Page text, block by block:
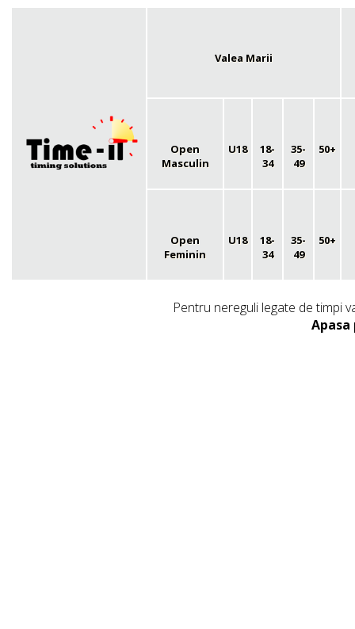
Valea Marii
Open
Masculin
U18
18-
34
35-
49
50+
Open
Feminin
U18
18-
34
35-
49
50+
Pentru nereguli legate de timpi
Apasa